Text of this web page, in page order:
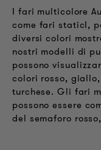
I fari multicolore
come fari staticI,
diversi colori
nostri modelli di
possono
colori rosso,
turchese. Gli fari
possono essere
del semaforo